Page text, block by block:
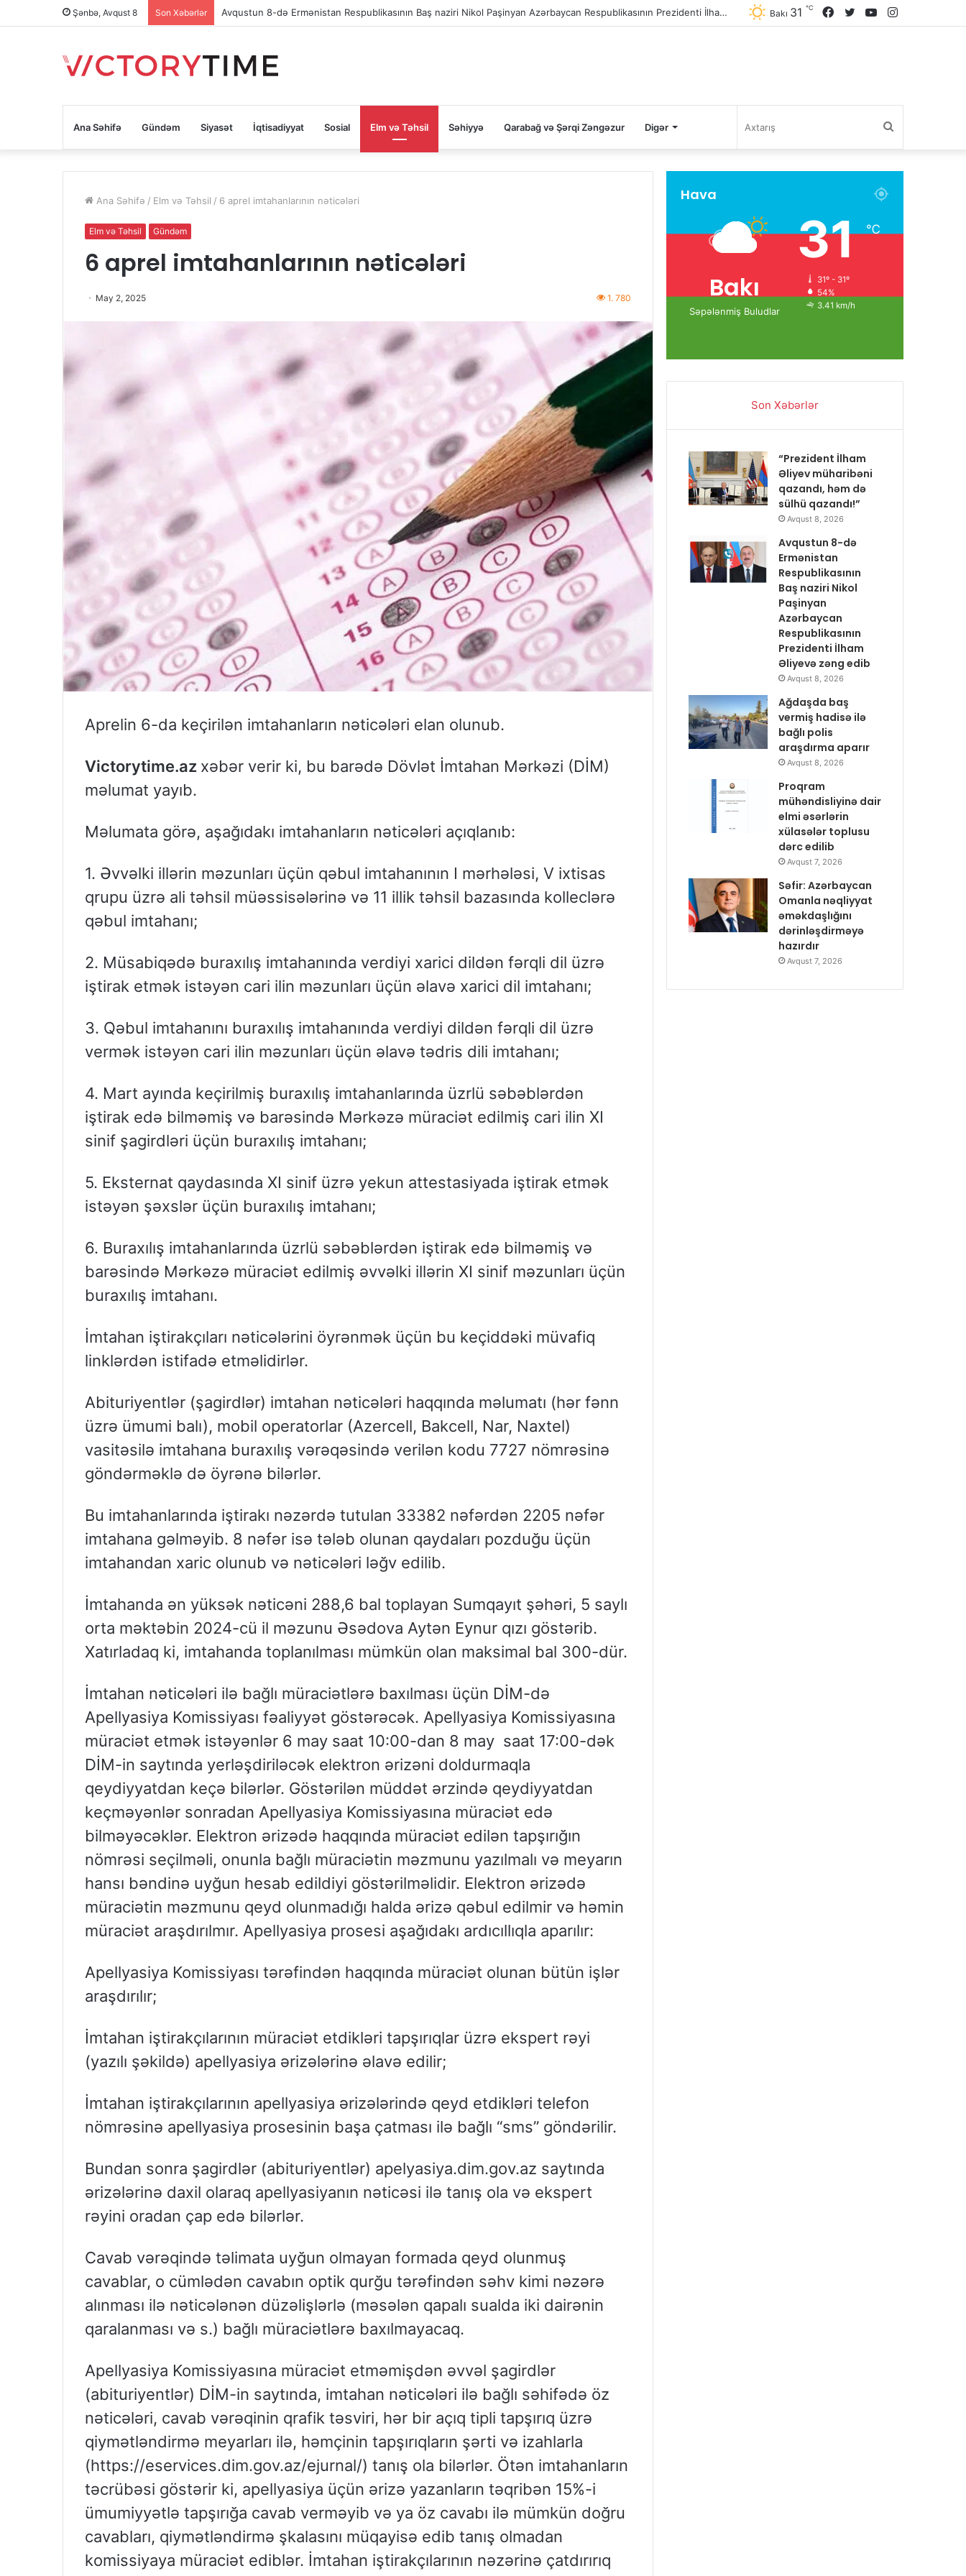
Şənbə, Avqust 8 Son Xəbərlər Avqustun 8-də Ermənistan Respublikasının Baş naziri Nikol Paşinyan Azərbaycan Respublikasının Prezidenti İlham Əliyevə zəng edib YouTube
Twitter
Facebook
Bakı 31 ℃
Ana Səhifə Gündəm Siyasət İqtisadiyyat Sosial Elm və Təhsil Səhiyyə Qarabağ və Şərqi Zəngəzur Digər
Ana Səhifə / Elm və Təhsil / 6 aprel imtahanlarının nəticələri
Elm və Təhsil Gündəm
6 aprel imtahanlarının nəticələri
May 2, 2025 1. 780
Aprelin 6-da keçirilən imtahanların nəticələri elan olunub.
Victorytime.az xəbər verir ki, bu barədə Dövlət İmtahan Mərkəzi (DİM)
məlumat yayıb.
Məlumata görə, aşağıdakı imtahanların nəticələri açıqlanıb:
1. Əvvəlki illərin məzunları üçün qəbul imtahanının I mərhələsi, V ixtisas
qrupu üzrə ali təhsil müəssisələrinə və 11 illik təhsil bazasında kolleclərə
qəbul imtahanı;
2. Müsabiqədə buraxılış imtahanında verdiyi xarici dildən fərqli dil üzrə
iştirak etmək istəyən cari ilin məzunları üçün əlavə xarici dil imtahanı;
3. Qəbul imtahanını buraxılış imtahanında verdiyi dildən fərqli dil üzrə
vermək istəyən cari ilin məzunları üçün əlavə tədris dili imtahanı;
4. Mart ayında keçirilmiş buraxılış imtahanlarında üzrlü səbəblərdən
iştirak edə bilməmiş və barəsində Mərkəzə müraciət edilmiş cari ilin XI
sinif şagirdləri üçün buraxılış imtahanı;
5. Eksternat qaydasında XI sinif üzrə yekun attestasiyada iştirak etmək
istəyən şəxslər üçün buraxılış imtahanı;
6. Buraxılış imtahanlarında üzrlü səbəblərdən iştirak edə bilməmiş və
barəsində Mərkəzə müraciət edilmiş əvvəlki illərin XI sinif məzunları üçün
buraxılış imtahanı.
İmtahan iştirakçıları nəticələrini öyrənmək üçün bu keçiddəki müvafiq
linklərdən istifadə etməlidirlər.
Abituriyentlər (şagirdlər) imtahan nəticələri haqqında məlumatı (hər fənn
üzrə ümumi balı), mobil operatorlar (Azercell, Bakcell, Nar, Naxtel)
vasitəsilə imtahana buraxılış vərəqəsində verilən kodu 7727 nömrəsinə
göndərməklə də öyrənə bilərlər.
Bu imtahanlarında iştirakı nəzərdə tutulan 33382 nəfərdən 2205 nəfər
imtahana gəlməyib. 8 nəfər isə tələb olunan qaydaları pozduğu üçün
imtahandan xaric olunub və nəticələri ləğv edilib.
İmtahanda ən yüksək nəticəni 288,6 bal toplayan Sumqayıt şəhəri, 5 saylı
orta məktəbin 2024-cü il məzunu Əsədova Aytən Eynur qızı göstərib.
Xatırladaq ki, imtahanda toplanılması mümkün olan maksimal bal 300-dür.
İmtahan nəticələri ilə bağlı müraciətlərə baxılması üçün DİM-də
Apellyasiya Komissiyası fəaliyyət göstərəcək. Apellyasiya Komissiyasına
müraciət etmək istəyənlər 6 may saat 10:00-dan 8 may saat 17:00-dək
DİM-in saytında yerləşdiriləcək elektron ərizəni doldurmaqla
qeydiyyatdan keçə bilərlər. Göstərilən müddət ərzində qeydiyyatdan
keçməyənlər sonradan Apellyasiya Komissiyasına müraciət edə
bilməyəcəklər. Elektron ərizədə haqqında müraciət edilən tapşırığın
nömrəsi seçilməli, onunla bağlı müraciətin məzmunu yazılmalı və meyarın
hansı bəndinə uyğun hesab edildiyi göstərilməlidir. Elektron ərizədə
müraciətin məzmunu qeyd olunmadığı halda ərizə qəbul edilmir və həmin
müraciət araşdırılmır. Apellyasiya prosesi aşağıdakı ardıcıllıqla aparılır:
Apellyasiya Komissiyası tərəfindən haqqında müraciət olunan bütün işlər
araşdırılır;
İmtahan iştirakçılarının müraciət etdikləri tapşırıqlar üzrə ekspert rəyi
(yazılı şəkildə) apellyasiya ərizələrinə əlavə edilir;
İmtahan iştirakçılarının apellyasiya ərizələrində qeyd etdikləri telefon
nömrəsinə apellyasiya prosesinin başa çatması ilə bağlı “sms” göndərilir.
Bundan sonra şagirdlər (abituriyentlər) apelyasiya.dim.gov.az saytında
ərizələrinə daxil olaraq apellyasiyanın nəticəsi ilə tanış ola və ekspert
rəyini oradan çap edə bilərlər.
Cavab vərəqində təlimata uyğun olmayan formada qeyd olunmuş
cavablar, o cümlədən cavabın optik qurğu tərəfindən səhv kimi nəzərə
alınması ilə nəticələnən düzəlişlərlə (məsələn qapalı sualda iki dairənin
qaralanması və s.) bağlı müraciətlərə baxılmayacaq.
Apellyasiya Komissiyasına müraciət etməmişdən əvvəl şagirdlər
(abituriyentlər) DİM-in saytında, imtahan nəticələri ilə bağlı səhifədə öz
nəticələri, cavab vərəqinin qrafik təsviri, hər bir açıq tipli tapşırıq üzrə
qiymətləndirmə meyarları ilə, həmçinin tapşırıqların şərti və izahlarla
(https://eservices.dim.gov.az/ejurnal/) tanış ola bilərlər. Ötən imtahanların
təcrübəsi göstərir ki, apellyasiya üçün ərizə yazanların təqribən 15%-i
ümumiyyətlə tapşırığa cavab verməyib və ya öz cavabı ilə mümkün doğru
cavabları, qiymətləndirmə şkalasını müqayisə edib tanış olmadan
komissiyaya müraciət ediblər. İmtahan iştirakçılarının nəzərinə çatdırırıq
Hava
Bakı
Səpələnmiş Buludlar
31℃
31º - 31º
54%
3.41 km/h
Son Xəbərlər
“Prezident İlham
Əliyev müharibəni
qazandı, həm də
sülhü qazandı!”
Avqust 8, 2026
Avqustun 8-də
Ermənistan
Respublikasının
Baş naziri Nikol
Paşinyan
Azərbaycan
Respublikasının
Prezidenti İlham
Əliyevə zəng edib
Avqust 8, 2026
Ağdaşda baş
vermiş hadisə ilə
bağlı polis
araşdırma aparır
Avqust 8, 2026
Proqram
mühəndisliyinə dair
elmi əsərlərin
xülasələr toplusu
dərc edilib
Avqust 7, 2026
Səfir: Azərbaycan
Omanla nəqliyyat
əməkdaşlığını
dərinləşdirməyə
hazırdır
Avqust 7, 2026